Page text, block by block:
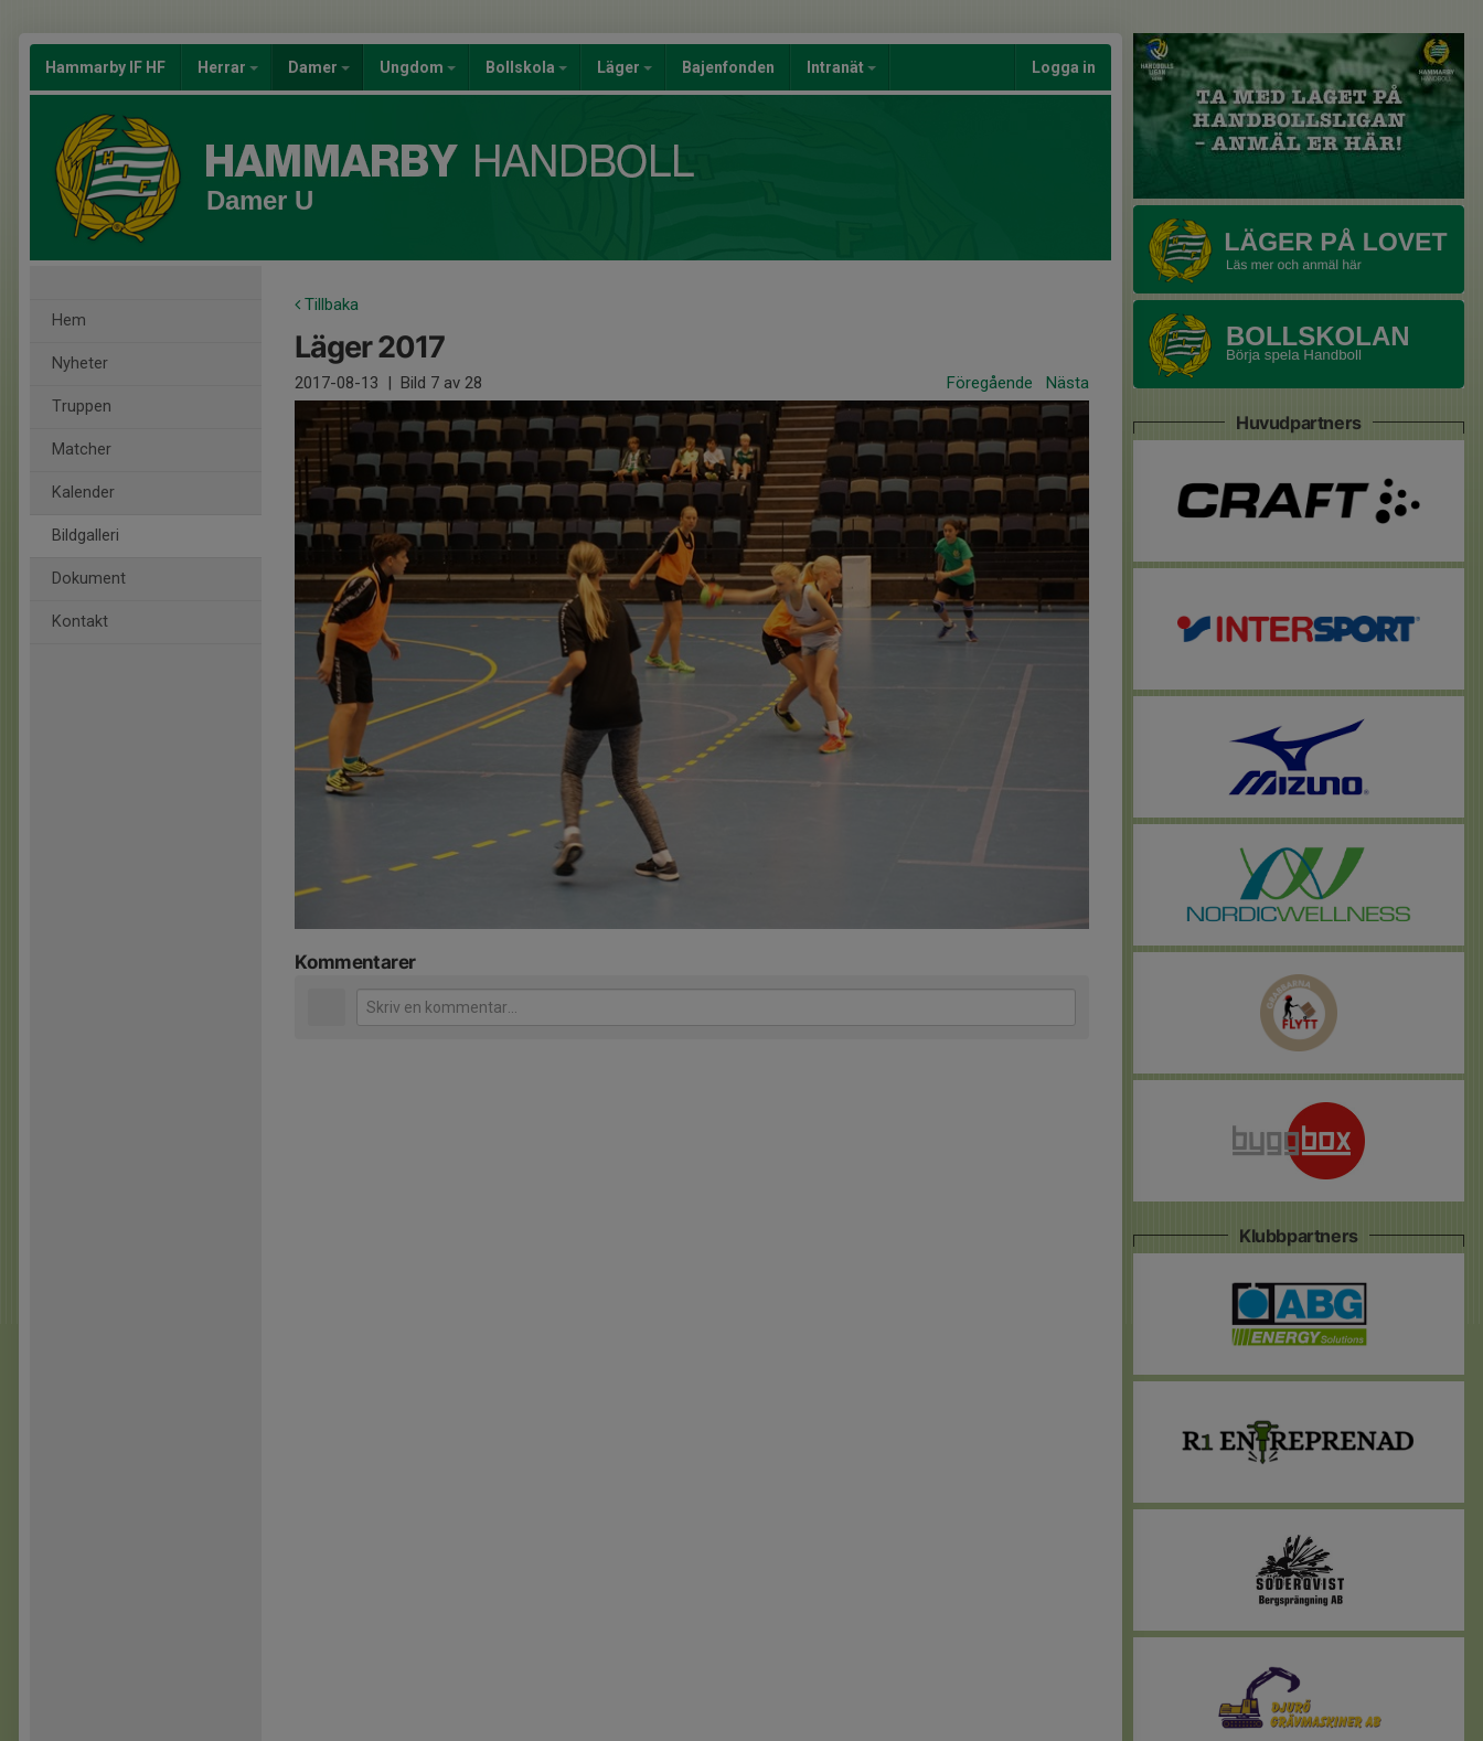
Hammarby IF HF Herrar Damer Ungdom Bollskola Läger Bajenfonden Intranät Logga in
Damer U
Hem
Nyheter
Truppen
Matcher
Kalender
Bildgalleri
Dokument
Kontakt
Tillbaka
Läger 2017
2017-08-13 | Bild 7 av 28 Föregående Nästa
Kommentarer
Huvudpartners
Klubbpartners